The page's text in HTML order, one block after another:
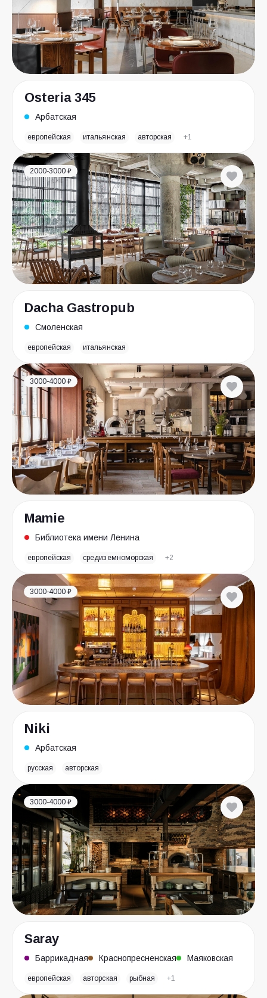
Osteria 345
Арбатская
европейская итальянская авторская +1
2000-3000 ₽
Dacha Gastropub
Смоленская
европейская итальянская
3000-4000 ₽
Mamie
Библиотека имени Ленина
европейская средиземноморская +2
3000-4000 ₽
Niki
Арбатская
русская авторская
3000-4000 ₽
Saray
Баррикадная Краснопресненская Маяковская
европейская авторская рыбная +1